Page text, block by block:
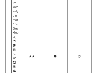
Po
wer
～A
uto
mat
e～
Des
ktop
入
門
研
修
～
定
型
業
務
★★ ● ◎